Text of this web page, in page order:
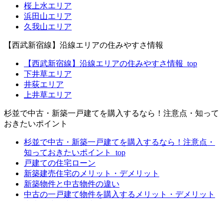
桜上水エリア
浜田山エリア
久我山エリア
【西武新宿線】沿線エリアの住みやすさ情報
【西武新宿線】沿線エリアの住みやすさ情報_top
下井草エリア
井荻エリア
上井草エリア
杉並で中古・新築一戸建てを購入するなら！注意点・知って
おきたいポイント
杉並で中古・新築一戸建てを購入するなら！注意点・
知っておきたいポイント_top
戸建ての住宅ローン
新築建売住宅のメリット・デメリット
新築物件と中古物件の違い
中古の一戸建て物件を購入するメリット・デメリット